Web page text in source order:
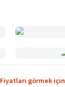
Fiyatları görmek